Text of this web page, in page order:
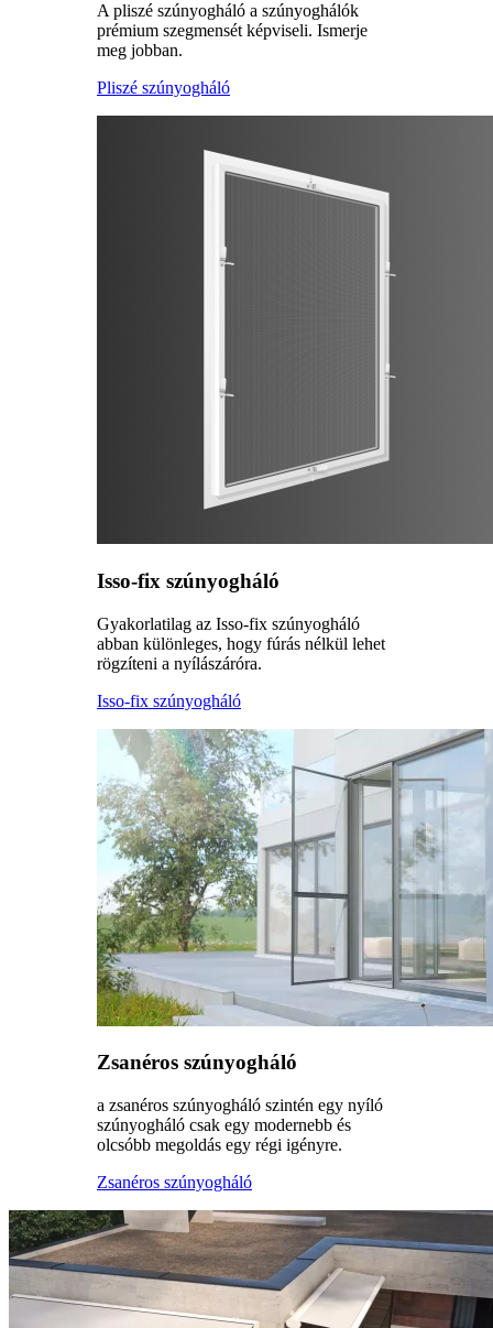
A pliszé szúnyogháló a szúnyoghálók
prémium szegmensét képviseli. Ismerje
meg jobban.
Pliszé szúnyogháló
Isso-fix szúnyogháló
Gyakorlatilag az Isso-fix szúnyogháló
abban különleges, hogy fúrás nélkül lehet
rögzíteni a nyílászáróra.
Isso-fix szúnyogháló
Zsanéros szúnyogháló
a zsanéros szúnyogháló szintén egy nyíló
szúnyogháló csak egy modernebb és
olcsóbb megoldás egy régi igényre.
Zsanéros szúnyogháló